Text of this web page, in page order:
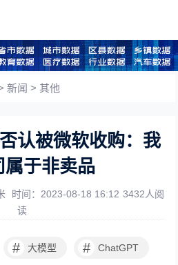
新闻 >其他
认被微软收购：我
属于非卖品
时间：2023-08-18 16:12 3432人阅
读
# 大模型 # ChatGPT